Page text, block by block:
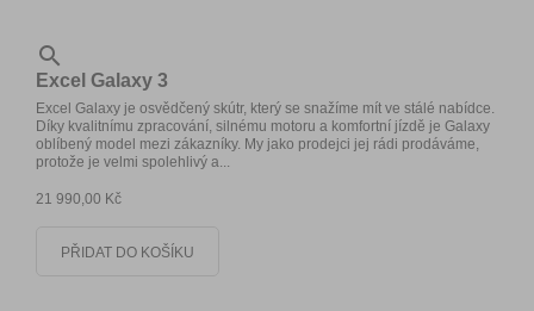

Excel Galaxy 3
Excel Galaxy je osvědčený skútr, který se snažíme mít ve stálé nabídce.
Díky kvalitnímu zpracování, silnému motoru a komfortní jízdě je Galaxy
oblíbený model mezi zákazníky. My jako prodejci jej rádi prodáváme,
protože je velmi spolehlivý a...
21 990,00 Kč
PŘIDAT DO KOŠÍKU